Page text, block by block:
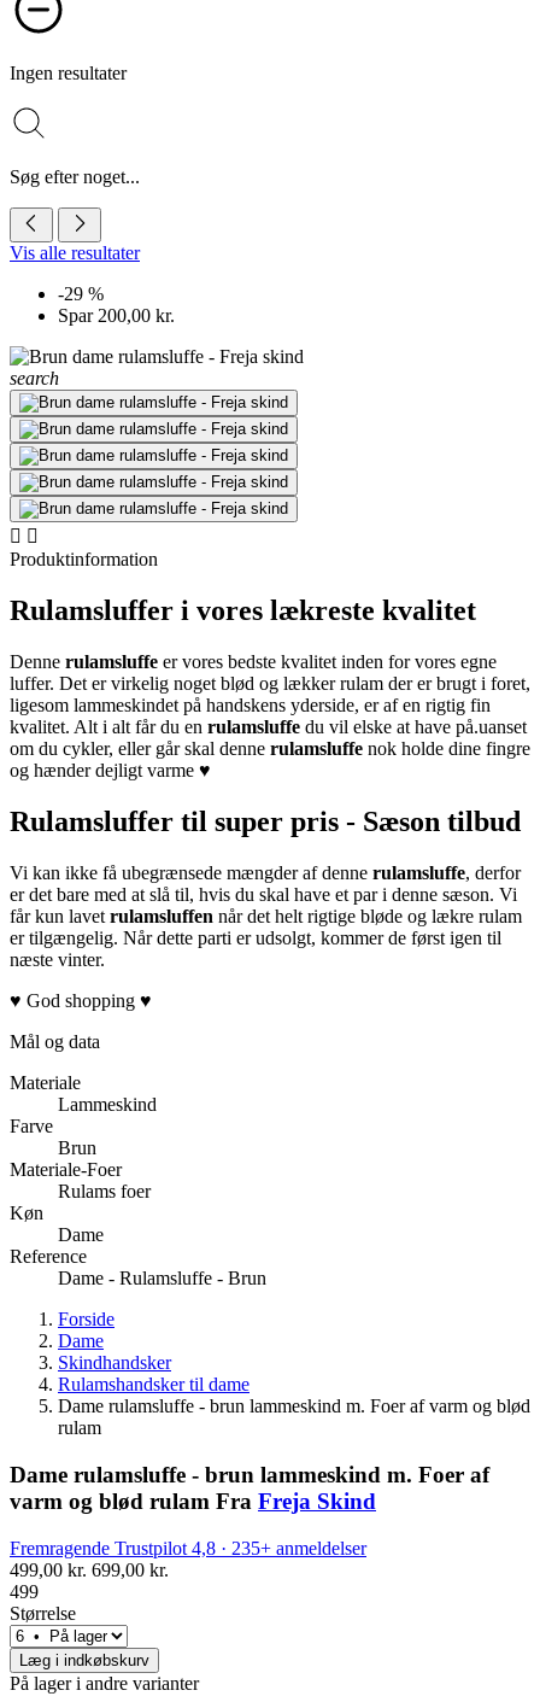
Ingen resultater
Søg efter noget...
Vis alle resultater
-29 %
Spar 200,00 kr.
search
 
Produktinformation
Rulamsluffer i vores lækreste kvalitet
Denne rulamsluffe er vores bedste kvalitet inden for vores egne
luffer. Det er virkelig noget blød og lækker rulam der er brugt i foret,
ligesom lammeskindet på handskens yderside, er af en rigtig fin
kvalitet. Alt i alt får du en rulamsluffe du vil elske at have på.uanset
om du cykler, eller går skal denne rulamsluffe nok holde dine fingre
og hænder dejligt varme ♥
Rulamsluffer til super pris - Sæson tilbud
Vi kan ikke få ubegrænsede mængder af denne rulamsluffe, derfor
er det bare med at slå til, hvis du skal have et par i denne sæson. Vi
får kun lavet rulamsluffen når det helt rigtige bløde og lækre rulam
er tilgængelig. Når dette parti er udsolgt, kommer de først igen til
næste vinter.
♥ God shopping ♥
Mål og data
Materiale
Lammeskind
Farve
Brun
Materiale-Foer
Rulams foer
Køn
Dame
Reference
Dame - Rulamsluffe - Brun
Forside
Dame
Skindhandsker
Rulamshandsker til dame
Dame rulamsluffe - brun lammeskind m. Foer af varm og blød
rulam
Dame rulamsluffe - brun lammeskind m. Foer af
varm og blød rulam Fra Freja Skind
Fremragende Trustpilot 4,8 · 235+ anmeldelser
499,00 kr. 699,00 kr.
499
Størrelse
Læg i indkøbskurv
På lager i andre varianter